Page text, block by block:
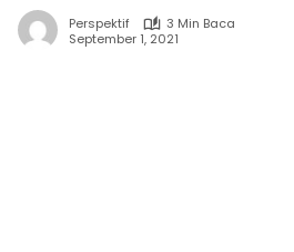
Perspektif
3 Min Baca
September 1, 2021